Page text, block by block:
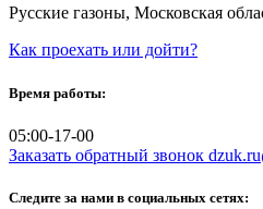
Русские газоны, Московская
Как проехать или дойти?
Время работы:
05:00-17-00
Заказать обратный звонок
Следите за нами в социальных сетях: